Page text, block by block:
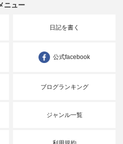
ニュー
日記を書く
公式facebook
ブログランキング
ジャンル一覧